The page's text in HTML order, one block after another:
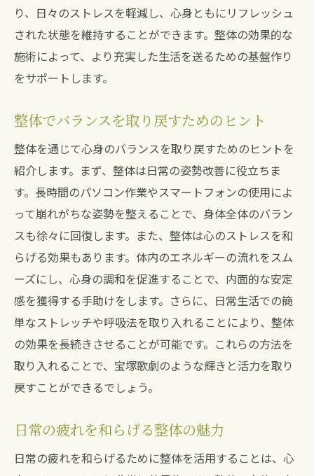
り、日々のストレスを軽減し、心身ともにリフレッシュ
された状態を維持することができます。整体の効果的な
施術によって、より充実した生活を送るための基盤作り
をサポートします。
整体でバランスを取り戻すためのヒント
整体を通じて心身のバランスを取り戻すためのヒントを
紹介します。まず、整体は日常の姿勢改善に役立ちま
す。長時間のパソコン作業やスマートフォンの使用によ
って崩れがちな姿勢を整えることで、身体全体のバラン
スも徐々に回復します。また、整体は心のストレスを和
らげる効果もあります。体内のエネルギーの流れをスム
ーズにし、心身の調和を促進することで、内面的な安定
感を獲得する手助けをします。さらに、日常生活での簡
単なストレッチや呼吸法を取り入れることにより、整体
の効果を長続きさせることが可能です。これらの方法を
取り入れることで、宝塚歌劇のような輝きと活力を取り
戻すことができるでしょう。
日常の疲れを和らげる整体の魅力
日常の疲れを和らげるために整体を活用することは、心